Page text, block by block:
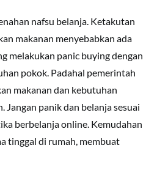
nafsu belanja. Ketakutan
makanan menyebabkan ada
melakukan panic buying dengan
pokok. Padahal pemerintah
makanan dan kebutuhan
Jangan panik dan belanja sesuai
berbelanja online. Kemudahan
tinggal di rumah, membuat